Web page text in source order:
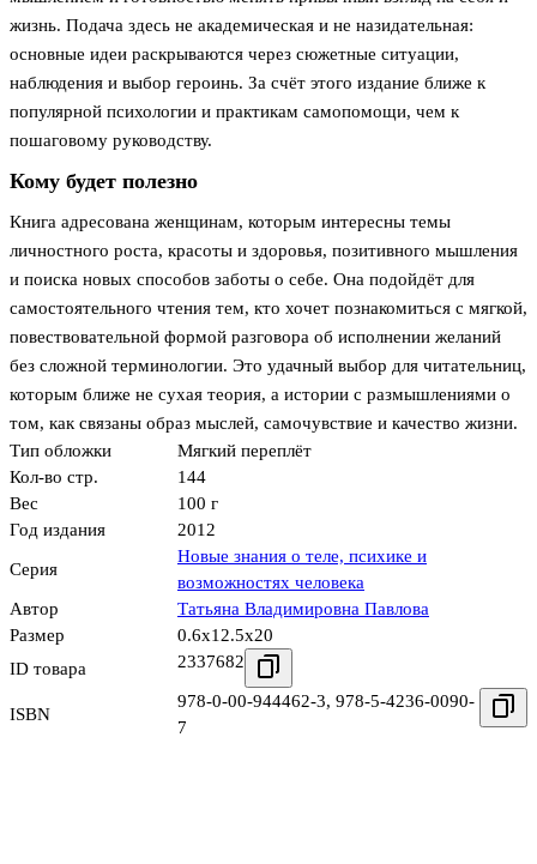
жизнь. Подача здесь не академическая и не назидательная:
основные идеи раскрываются через сюжетные ситуации,
наблюдения и выбор героинь. За счёт этого издание ближе к
популярной психологии и практикам самопомощи, чем к
пошаговому руководству.
Кому будет полезно
Книга адресована женщинам, которым интересны темы
личностного роста, красоты и здоровья, позитивного мышления
и поиска новых способов заботы о себе. Она подойдёт для
самостоятельного чтения тем, кто хочет познакомиться с мягкой,
повествовательной формой разговора об исполнении желаний
без сложной терминологии. Это удачный выбор для читательниц,
которым ближе не сухая теория, а истории с размышлениями о
том, как связаны образ мыслей, самочувствие и качество жизни.
Тип обложки
Мягкий переплёт
Кол-во стр.
144
Вес
100 г
Год издания
2012
Серия
Новые знания о теле, психике и
возможностях человека
Автор
Татьяна Владимировна Павлова
Размер
0.6x12.5x20
ID товара
2337682
ISBN
978-0-00-944462-3, 978-5-4236-0090-
7